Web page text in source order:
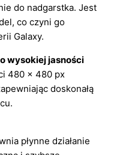
do nadgarstka. Jest
co czyni go
Galaxy.
wysokiej jasności
480 × 480 px
doskonałą
płynne działanie